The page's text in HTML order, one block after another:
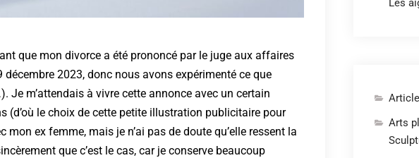
que mon divorce a été prononcé par le juge aux affaires
2023, donc nous avons expérimenté ce que
Je m’attendais à vivre cette annonce avec un certain
(d’où le choix de cette petite illustration publicitaire pour
mon ex femme, mais je n’ai pas de doute qu’elle ressent la
que c’est le cas, car je conserve beaucoup
Les
Arts